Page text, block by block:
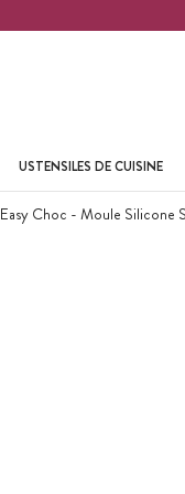
USTENSILES DE CUISINE
Easy Choc - Moule Silicone